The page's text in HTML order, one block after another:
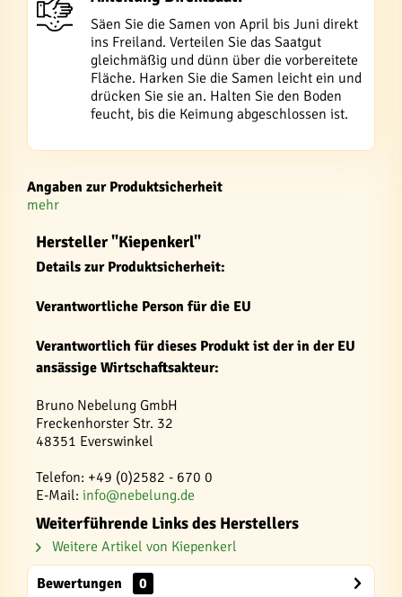
Säen Sie die Samen von April bis Juni direkt
ins Freiland. Verteilen Sie das Saatgut
gleichmäßig und dünn über die vorbereitete
Fläche. Harken Sie die Samen leicht ein und
drücken Sie sie an. Halten Sie den Boden
feucht, bis die Keimung abgeschlossen ist.
Angaben zur Produktsicherheit
mehr
Hersteller "Kiepenkerl"
Details zur Produktsicherheit:
Verantwortliche Person für die EU
Verantwortlich für dieses Produkt ist der in der EU
ansässige Wirtschaftsakteur:
Bruno Nebelung GmbH
Freckenhorster Str. 32
48351 Everswinkel
Telefon: +49 (0)2582 - 670 0
E-Mail: info@nebelung.de
Weiterführende Links des Herstellers
Weitere Artikel von Kiepenkerl
Bewertungen
0